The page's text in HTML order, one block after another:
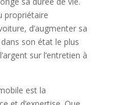
propriétaire
d’augmenter sa
son état le plus
sur l’entretien à
est la